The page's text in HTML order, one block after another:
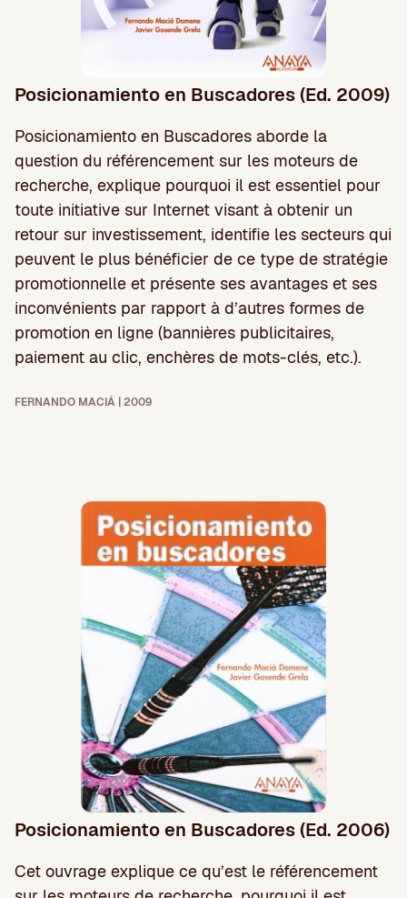
Posicionamiento en Buscadores (Ed. 2009)
Posicionamiento en Buscadores aborde la
question du référencement sur les moteurs de
recherche, explique pourquoi il est essentiel pour
toute initiative sur Internet visant à obtenir un
retour sur investissement, identifie les secteurs qui
peuvent le plus bénéficier de ce type de stratégie
promotionnelle et présente ses avantages et ses
inconvénients par rapport à d’autres formes de
promotion en ligne (bannières publicitaires,
paiement au clic, enchères de mots-clés, etc.).
FERNANDO MACIÁ | 2009
Posicionamiento en Buscadores (Ed. 2006)
Cet ouvrage explique ce qu’est le référencement